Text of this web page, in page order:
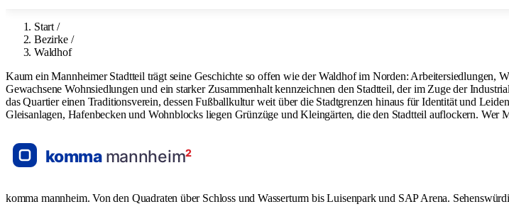
Start /
Bezirke /
Waldhof
Kaum ein Mannheimer Stadtteil trägt seine Geschichte so offen wie der Waldhof im Norden: Arbeitersiedlungen,
Gewachsene Wohnsiedlungen und ein starker Zusammenhalt kennzeichnen den Stadtteil, der im Zuge der
das Quartier einen Traditionsverein, dessen Fußballkultur weit über die Stadtgrenzen hinaus für Identität und
Gleisanlagen, Hafenbecken und Wohnblocks liegen Grünzüge und Kleingärten, die den Stadtteil auflockern.
komma mannheim. Von den Quadraten über Schloss und Wasserturm bis Luisenpark und SAP Arena.